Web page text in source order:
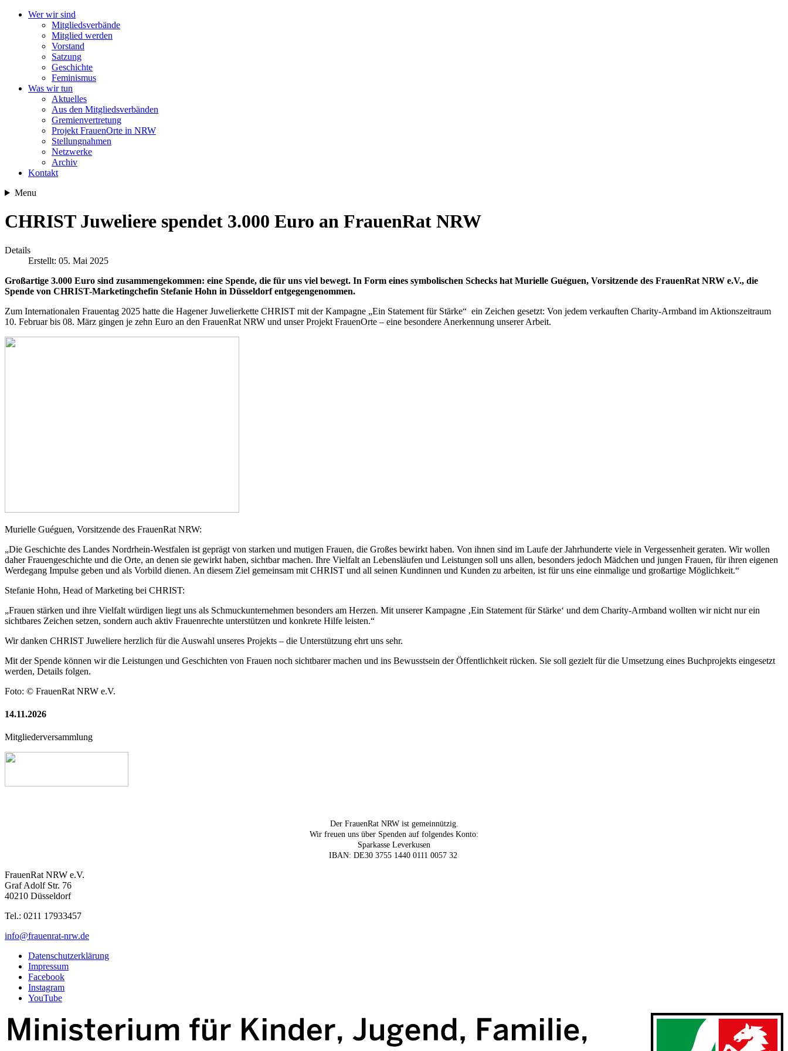
Wer wir sind
Mitgliedsverbände
Mitglied werden
Vorstand
Satzung
Geschichte
Feminismus
Was wir tun
Aktuelles
Aus den Mitgliedsverbänden
Gremienvertretung
Projekt FrauenOrte in NRW
Stellungnahmen
Netzwerke
Archiv
Kontakt
Menu
CHRIST Juweliere spendet 3.000 Euro an FrauenRat NRW
Details
Erstellt: 05. Mai 2025
Großartige 3.000 Euro sind zusammengekommen: eine Spende, die für uns viel bewegt. In Form eines symbolischen Schecks hat Murielle Guéguen, Vorsitzende des FrauenRat NRW e.V., die
Spende von CHRIST-Marketingchefin Stefanie Hohn in Düsseldorf entgegengenommen.
Zum Internationalen Frauentag 2025 hatte die Hagener Juwelierkette CHRIST mit der Kampagne „Ein Statement für Stärke“ ein Zeichen gesetzt: Von jedem verkauften Charity-Armband im Aktionszeitraum
10. Februar bis 08. März gingen je zehn Euro an den FrauenRat NRW und unser Projekt FrauenOrte – eine besondere Anerkennung unserer Arbeit.
Murielle Guéguen, Vorsitzende des FrauenRat NRW:
„Die Geschichte des Landes Nordrhein-Westfalen ist geprägt von starken und mutigen Frauen, die Großes bewirkt haben. Von ihnen sind im Laufe der Jahrhunderte viele in Vergessenheit geraten. Wir wollen
daher Frauengeschichte und die Orte, an denen sie gewirkt haben, sichtbar machen. Ihre Vielfalt an Lebensläufen und Leistungen soll uns allen, besonders jedoch Mädchen und jungen Frauen, für ihren eigenen
Werdegang Impulse geben und als Vorbild dienen. An diesem Ziel gemeinsam mit CHRIST und all seinen Kundinnen und Kunden zu arbeiten, ist für uns eine einmalige und großartige Möglichkeit.“
Stefanie Hohn, Head of Marketing bei CHRIST:
„Frauen stärken und ihre Vielfalt würdigen liegt uns als Schmuckunternehmen besonders am Herzen. Mit unserer Kampagne ‚Ein Statement für Stärke‘ und dem Charity-Armband wollten wir nicht nur ein
sichtbares Zeichen setzen, sondern auch aktiv Frauenrechte unterstützen und konkrete Hilfe leisten.“
Wir danken CHRIST Juweliere herzlich für die Auswahl unseres Projekts – die Unterstützung ehrt uns sehr.
Mit der Spende können wir die Leistungen und Geschichten von Frauen noch sichtbarer machen und ins Bewusstsein der Öffentlichkeit rücken. Sie soll gezielt für die Umsetzung eines Buchprojekts eingesetzt
werden, Details folgen.
Foto: © FrauenRat NRW e.V.
14.11.2026
Mitgliederversammlung
Der FrauenRat NRW ist gemeinnützig.
Wir freuen uns über Spenden auf folgendes Konto:
Sparkasse Leverkusen
IBAN: DE30 3755 1440 0111 0057 32
FrauenRat NRW e.V.
Graf Adolf Str. 76
40210 Düsseldorf
Tel.: 0211 17933457
info@frauenrat-nrw.de
Datenschutzerklärung
Impressum
Facebook
Instagram
YouTube